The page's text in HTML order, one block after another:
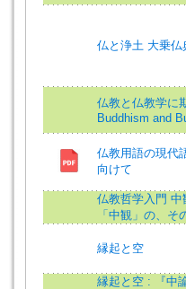
仏と浄土 大乗仏
仏教と仏教学に
Buddhism and
仏教用語の現代
向けて
仏教哲学入門 中
「中観」の、
縁起と空
縁起と空 : 『中